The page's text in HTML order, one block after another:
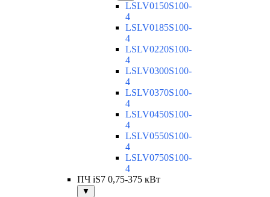
LSLV0150S100-
4
LSLV0185S100-
4
LSLV0220S100-
4
LSLV0300S100-
4
LSLV0370S100-
4
LSLV0450S100-
4
LSLV0550S100-
4
LSLV0750S100-
4
ПЧ iS7 0,75-375 кВт
▼